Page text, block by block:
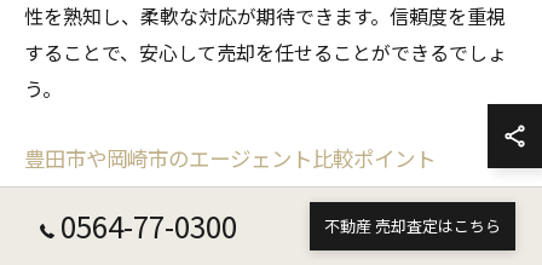
性を熟知し、柔軟な対応が期待できます。信頼度を重視
することで、安心して売却を任せることができるでしょ
う。
豊田市や岡崎市のエージェント比較ポイント
豊田市や岡崎市でエージェントを比較する際は、地域へ
の理解度や売却戦略の提案力がポイントです。各エージ
0564-77-0300 不動産 売却査定はこちら